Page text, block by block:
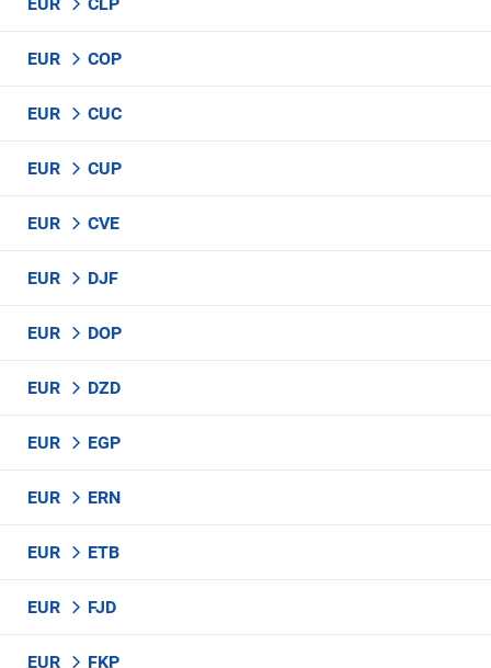
EUR COP
EUR CUC
EUR CUP
EUR CVE
EUR DJF
EUR DOP
EUR DZD
EUR EGP
EUR ERN
EUR ETB
EUR FJD
EUR FKP